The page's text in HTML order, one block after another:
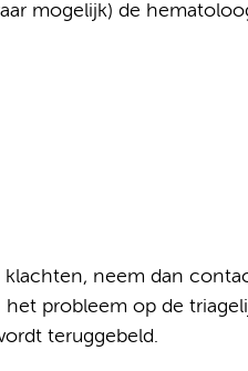
mogelijk) de
neem dan
probleem op de
teruggebeld.